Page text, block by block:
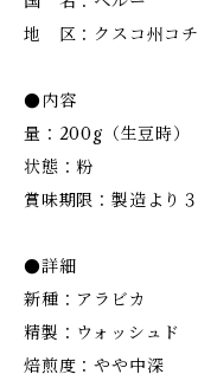
地 区：クスコ州コ
●内容
量：200g（生豆時）
状態：粉
賞味期限：製造より
●詳細
新種：アラビカ
精製：ウォッシュド
焙煎度：やや中深